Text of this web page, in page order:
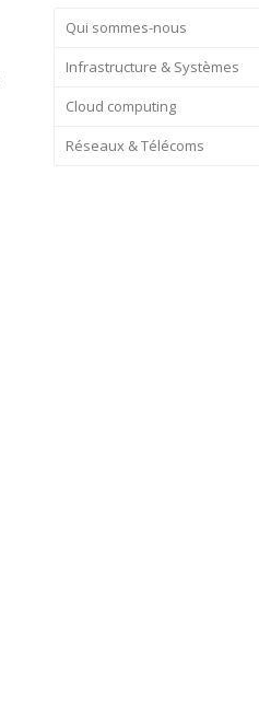
Qui sommes-nous
Infrastructure & Systèmes
Cloud computing
Réseaux & Télécoms